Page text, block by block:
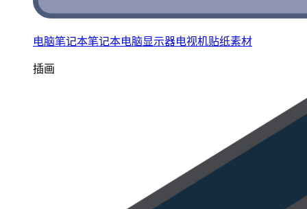
电脑笔记本笔记本电脑显示器电视机贴纸素材
插画